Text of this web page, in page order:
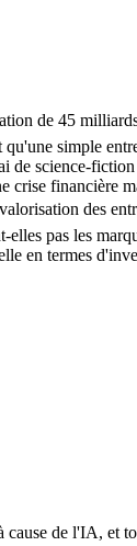
de 45
qu'une simple
de science-
crise financière
des
pas les
en termes
de l'IA, et